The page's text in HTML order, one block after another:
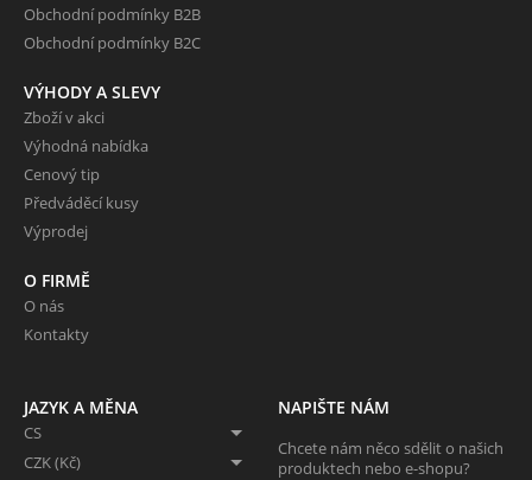
Obchodní podmínky B2B
Obchodní podmínky B2C
VÝHODY A SLEVY
Zboží v akci
Výhodná nabídka
Cenový tip
Předváděcí kusy
Výprodej
O FIRMĚ
O nás
Kontakty
JAZYK A MĚNA
CS
CZK (Kč)
NAPIŠTE NÁM
Chcete nám něco sdělit o našich
produktech nebo e-shopu?